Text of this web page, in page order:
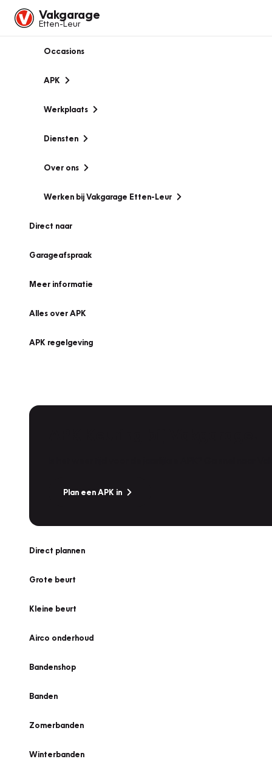
Vakgarage
Etten-Leur
Occasions
APK
Werkplaats
Diensten
Over ons
Werken bij Vakgarage Etten-Leur
Direct naar
Garageafspraak
Meer informatie
Alles over APK
APK regelgeving
Plan een APK in
Direct plannen
Grote beurt
Kleine beurt
Airco onderhoud
Bandenshop
Banden
Zomerbanden
Winterbanden